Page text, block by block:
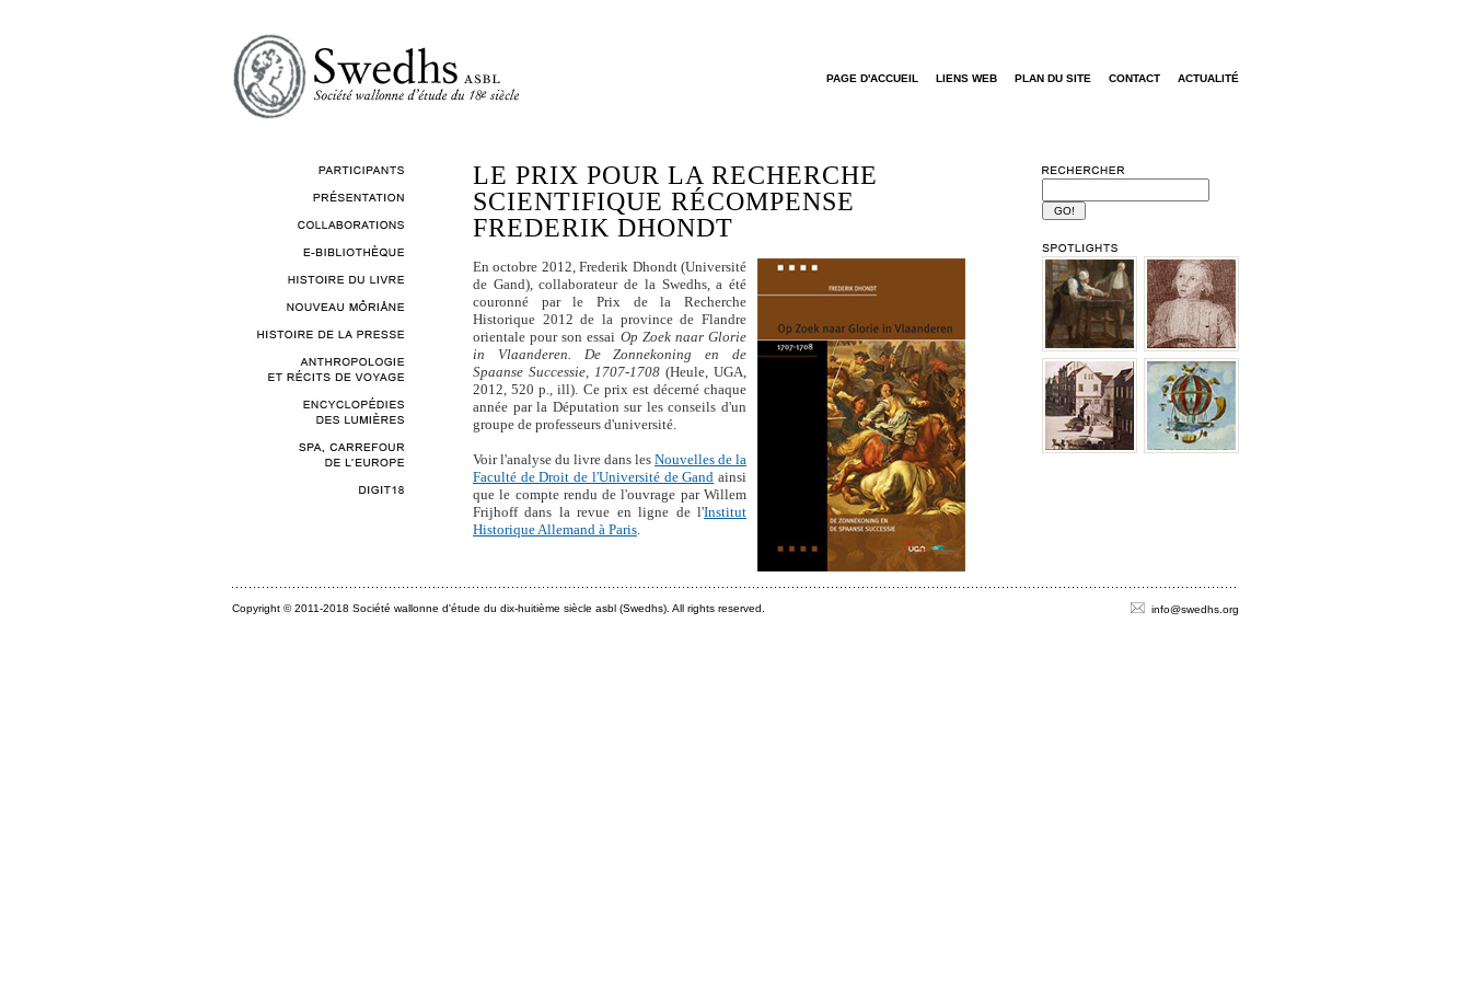
PAGE D'ACCUEIL LIENS WEB PLAN DU SITE CONTACT ACTUALITÉ
LE PRIX POUR LA RECHERCHE
SCIENTIFIQUE RÉCOMPENSE
FREDERIK DHONDT
En octobre 2012, Frederik Dhondt (Université
de Gand), collaborateur de la Swedhs, a été
couronné par le Prix de la Recherche
Historique 2012 de la province de Flandre
orientale pour son essai Op Zoek naar Glorie
in Vlaanderen. De Zonnekoning en de
Spaanse Successie, 1707-1708 (Heule, UGA,
2012, 520 p., ill). Ce prix est décerné chaque
année par la Députation sur les conseils d'un
groupe de professeurs d'université.
Voir l'analyse du livre dans les Nouvelles de la
Faculté de Droit de l'Université de Gand ainsi
que le compte rendu de l'ouvrage par Willem
Frijhoff dans la revue en ligne de l'Institut
Historique Allemand à Paris.
Copyright © 2011-2018 Société wallonne d'étude du dix-huitième siècle asbl (Swedhs). All rights reserved. info@swedhs.org